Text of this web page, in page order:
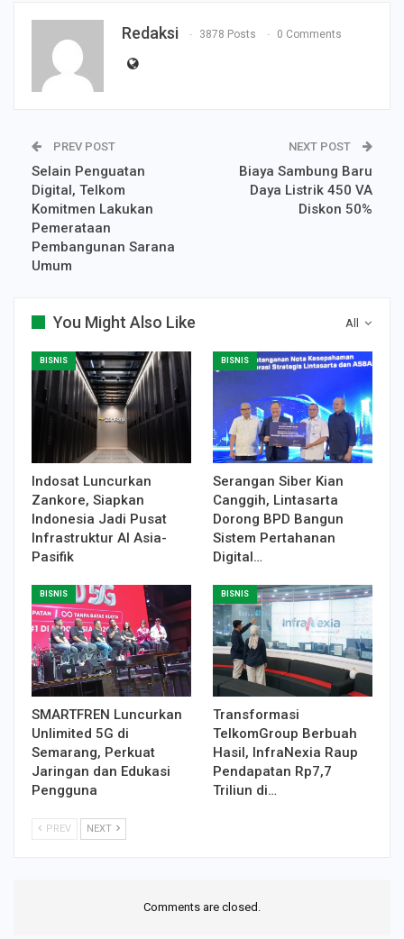
Redaksi 3878 Posts 0 Comments
PREV POST
Selain Penguatan
Digital, Telkom
Komitmen Lakukan
Pemerataan
Pembangunan Sarana
Umum
NEXT POST
Biaya Sambung Baru
Daya Listrik 450 VA
Diskon 50%
All
You Might Also Like
BISNIS
Indosat Luncurkan
Zankore, Siapkan
Indonesia Jadi Pusat
Infrastruktur AI Asia-
Pasifik
BISNIS
Serangan Siber Kian
Canggih, Lintasarta
Dorong BPD Bangun
Sistem Pertahanan
Digital…
BISNIS
SMARTFREN Luncurkan
Unlimited 5G di
Semarang, Perkuat
Jaringan dan Edukasi
Pengguna
BISNIS
Transformasi
TelkomGroup Berbuah
Hasil, InfraNexia Raup
Pendapatan Rp7,7
Triliun di…
PREV NEXT
Comments are closed.